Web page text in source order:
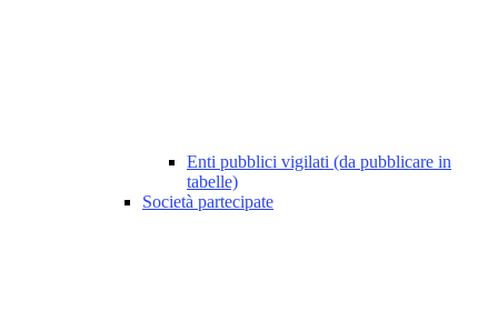
Enti pubblici vigilati (da pubblicare in
tabelle)
Società partecipate